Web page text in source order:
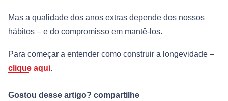
Mas a qualidade dos anos extras depende dos nossos
hábitos – e do compromisso em mantê-los.
Para começar a entender como construir a longevidade –
clique aqui.
Gostou desse artigo? compartilhe